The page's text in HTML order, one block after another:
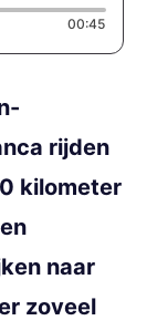
00:45
rijden
kilometer
naar
zoveel